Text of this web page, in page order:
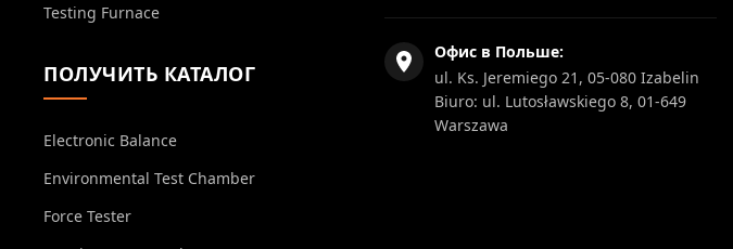
Testing Furnace
ПОЛУЧИТЬ КАТАЛОГ
Electronic Balance
Environmental Test Chamber
Force Tester
Офис в Польше:
ul. Ks. Jeremiego 21, 05-080 Izabelin
Biuro: ul. Lutosławskiego 8, 01-649
Warszawa